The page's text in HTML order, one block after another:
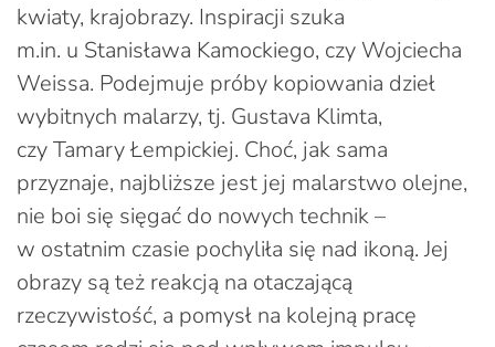
kwiaty, krajobrazy. Inspiracji szuka
m.in. u Stanisława Kamockiego, czy Wojciecha
Weissa. Podejmuje próby kopiowania dzieł
wybitnych malarzy, tj. Gustava Klimta,
czy Tamary Łempickiej. Choć, jak sama
przyznaje, najbliższe jest jej malarstwo olejne,
nie boi się sięgać do nowych technik –
w ostatnim czasie pochyliła się nad ikoną. Jej
obrazy są też reakcją na otaczającą
rzeczywistość, a pomysł na kolejną pracę